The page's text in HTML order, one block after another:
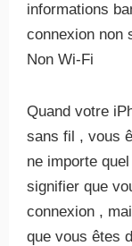
informations
connexion non
Non Wi-Fi
Quand votre
sans fil , vous
ne importe
signifier que
connexion ,
que vous êtes